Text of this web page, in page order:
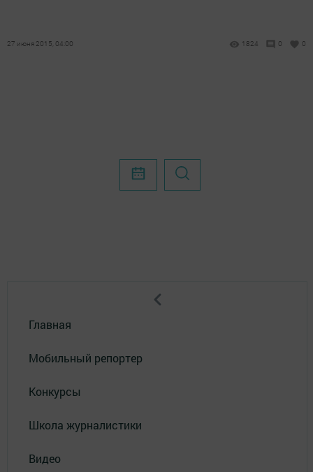
27 июня 2015, 04:00 1824 0 0
Главная
Мобильный репортер
Конкурсы
Школа журналистики
Видео